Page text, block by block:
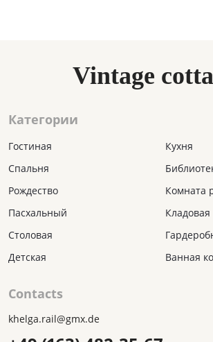
Vintage
Категории
Гостиная
Спальня
Рождество
Пасхальный
Столовая
Детская
Кухня
Комната
Кладовая
Ванная
Contacts
khelga.rail@gmx.dе